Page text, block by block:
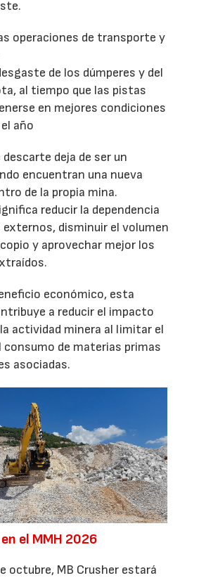
operaciones de transporte y
de los dúmperes y del
al tiempo que las pistas
en mejores condiciones
año
deja de ser un
encuentran una nueva
de la propia mina.
reducir la dependencia
externos, disminuir el volumen
y aprovechar mejor los
económico, esta
a reducir el impacto
actividad minera al limitar el
de materias primas
asociadas.
el MMH 2026
octubre, MB Crusher estará